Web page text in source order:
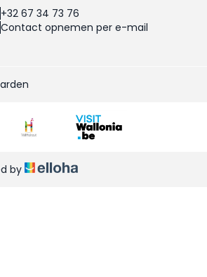
+32 67 34 73 76
Contact opnemen per e-mail
by